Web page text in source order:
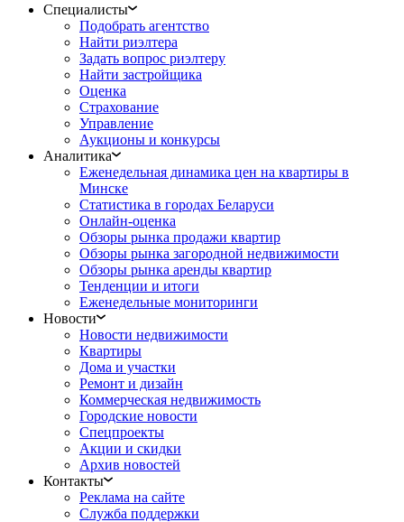
Специалисты
Подобрать агентство
Найти риэлтера
Задать вопрос риэлтеру
Найти застройщика
Оценка
Страхование
Управление
Аукционы и конкурсы
Аналитика
Еженедельная динамика цен на квартиры в
Минске
Статистика в городах Беларуси
Онлайн-оценка
Обзоры рынка продажи квартир
Обзоры рынка загородной недвижимости
Обзоры рынка аренды квартир
Тенденции и итоги
Еженедельные мониторинги
Новости
Новости недвижимости
Квартиры
Дома и участки
Ремонт и дизайн
Коммерческая недвижимость
Городские новости
Спецпроекты
Акции и скидки
Архив новостей
Контакты
Реклама на сайте
Служба поддержки